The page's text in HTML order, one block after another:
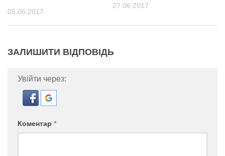
05.06.2017
27.06.2017
ЗАЛИШИТИ ВІДПОВІДЬ
Увійти через:
Коментар *